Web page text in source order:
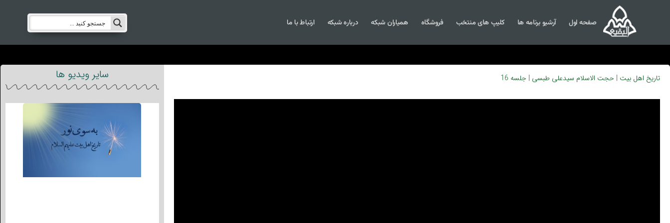
صفحه اول آرشیو برنامه ها کلیپ های منتخب فروشگاه همیاران شبکه درباره شبکه ارتباط با ما
تاریخ اهل بیت | حجت الاسلام سیدعلی طبسی | جلسه 16 سایر ویدیو ها